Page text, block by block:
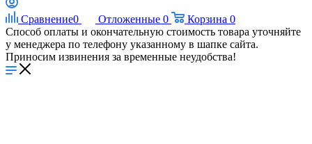
Сравнение0 Отложенные 0 Корзина 0
Способ оплаты и окончательную стоимость товара уточняйте
у менеджера по телефону указанному в шапке сайта.
Приносим извинения за временные неудобства!